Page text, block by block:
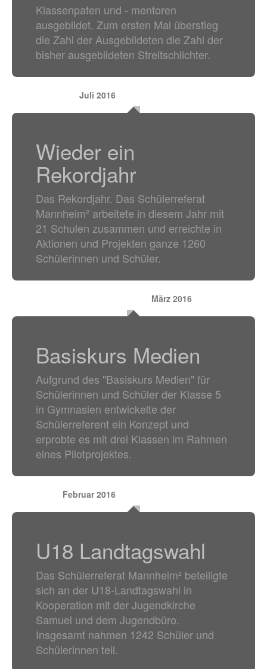
Klassenpaten und - mentoren
ausgebildet. Zum ersten Mal überstieg
die Zahl der Ausgebildeten die Zahl der
bisher ausgebildeten Streitschlichter.
Juli 2016
Wieder ein
Rekordjahr
Das Rekordjahr. Das Schülerreferat
Mannheim² arbeitete in diesem Jahr mit
21 Schulen zusammen und erreichte in
Aktionen und Projekten ganze 1260
Schülerinnen und Schüler.
März 2016
Basiskurs Medien
Aufgrund des "Basiskurs Medien" für
Schülerinnen und Schüler der Klasse 5
in Gymnasien entwickelte der
Schülerreferent ein Konzept und
erprobte es mit drei Klassen im Rahmen
eines Pilotprojektes.
Februar 2016
U18 Landtagswahl
Das Schülerreferat Mannheim² beteiligte
sich an der U18-Landtagswahl in
Kooperation mit der Jugendkirche
Samuel und dem Jugendbüro.
Insgesamt nahmen 1242 Schüler und
Schülerinnen teil.